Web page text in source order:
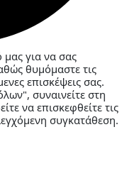
για να σας
θυμόμαστε τις
επισκέψεις σας.
συναινείτε στη
να επισκεφθείτε τις
συγκατάθεση.